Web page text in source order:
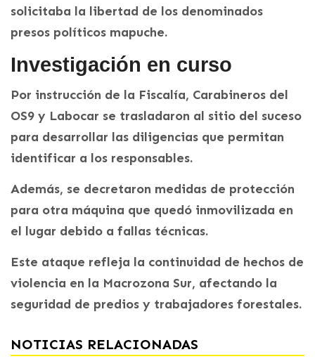
solicitaba la libertad de los denominados
presos políticos mapuche.
Investigación en curso
Por instrucción de la Fiscalía, Carabineros del
OS9 y Labocar se trasladaron al sitio del suceso
para desarrollar las diligencias que permitan
identificar a los responsables.
Además, se decretaron medidas de protección
para otra máquina que quedó inmovilizada en
el lugar debido a fallas técnicas.
Este ataque refleja la continuidad de hechos de
violencia en la Macrozona Sur, afectando la
seguridad de predios y trabajadores forestales.
NOTICIAS RELACIONADAS